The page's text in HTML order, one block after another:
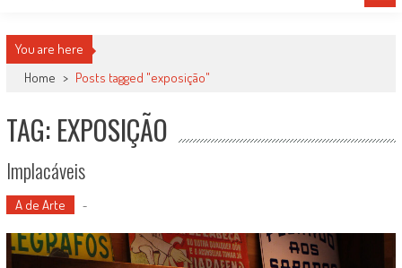
You are here
Home > Posts tagged "exposição"
TAG: EXPOSIÇÃO
Implacáveis
A de Arte -